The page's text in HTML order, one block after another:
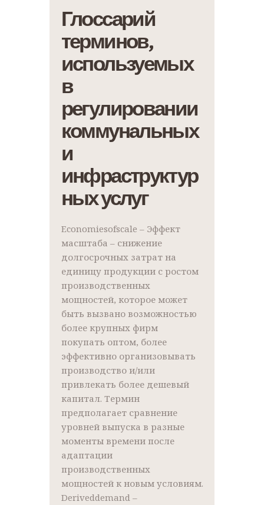
Глоссарий
терминов,
используемых
в
регулировании
коммунальных
и
инфраструктур
ных услуг
Economiesofscale – Эффект
масштаба – снижение
долгосрочных затрат на
единицу продукции с ростом
производственных
мощностей, которое может
быть вызвано возможностью
более крупных фирм
покупать оптом, более
эффективно организовывать
производство и/или
привлекать более дешевый
капитал. Термин
предполагает сравнение
уровней выпуска в разные
моменты времени после
адаптации
производственных
мощностей к новым условиям.
Deriveddemand –